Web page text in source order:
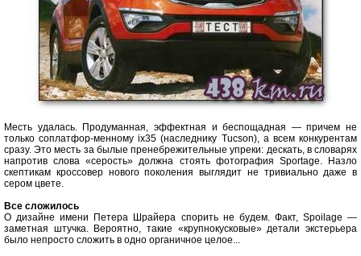
Месть удалась. Продуманная, эффектная и беспощадная — причем не
только соплатфор-менному ix35 (наследнику Tucson), а всем конкурентам
сразу. Это месть за былые пренебрежительные упреки: дескать, в словарях
напротив слова «серость» должна стоять фотография Sportage. Назло
скептикам кроссовер нового поколения выглядит не тривиально даже в
сером цвете.
Все сложилось
О дизайне имени Петера Шрайера спорить не будем. Факт, Spoilage —
заметная штучка. Вероятно, такие «крупнокусковые» детали экстерьера
было непросто сложить в одно органичное целое...